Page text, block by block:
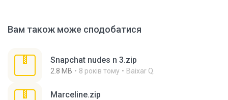
Вам також може сподобатися
Snapchat nudes n 3.zip
2.8 MB 8 років тому Baixar Q.
Marceline.zip